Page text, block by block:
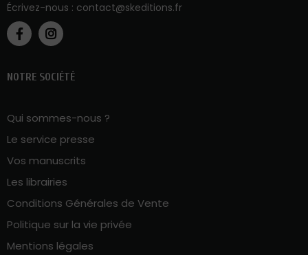
Écrivez-nous : contact@skeditions.fr
NOTRE SOCIÉTÉ
Qui sommes-nous ?
Le service presse
Vos manuscrits
Les librairies
Conditions Générales de Vente
Politique sur la vie privée
Mentions légales